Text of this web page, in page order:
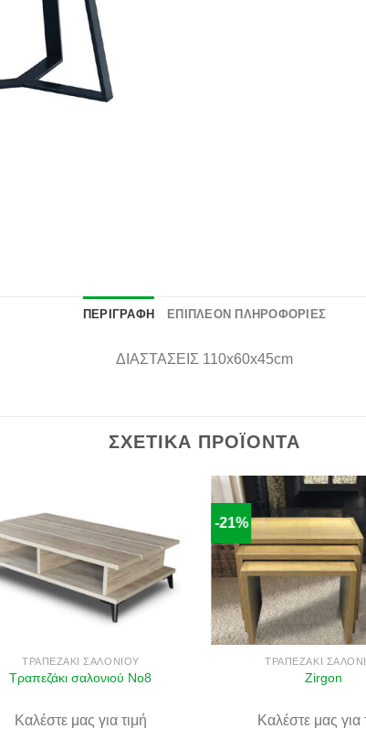
ΠΕΡΙΓΡΑΦΉ ΕΠΙΠΛΈΟΝ ΠΛΗΡΟΦΟΡΊΕΣ
ΔΙΑΣΤΑΣΕΙΣ 110x60x45cm
ΣΧΕΤΙΚΆ ΠΡΟΪΌΝΤΑ
Πρόσθήκη
στην λίστα
επιθυμιών
ΤΡΑΠΕΖΆΚΙ ΣΑΛΟΝΙΟΎ
Τραπεζάκι σαλονιού No8
Καλέστε μας για τιμή
-21%
ΤΡΑΠΕΖΆΚΙ
Zirgon
Καλέστε μας για